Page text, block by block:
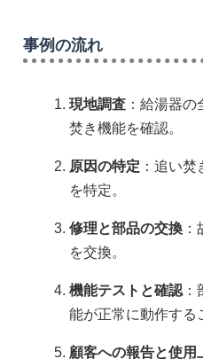
事例の流れ
現地調査 ：給湯器
焚き機能を確認。
原因の特定 ：追い
を特定。
修理と部品の交換
を交換。
機能テストと確認
能が正常に動作する
顧客への報告と使用